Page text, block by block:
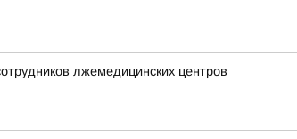
лжемедицинских центров